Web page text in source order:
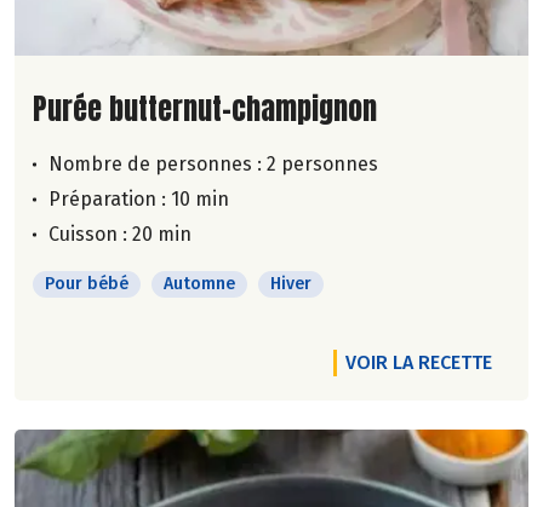
Lire la suite de la recette
Purée butternut-champignon
Nombre de personnes : 2 personnes
Préparation : 10 min
Cuisson : 20 min
Pour bébé Automne Hiver
VOIR LA RECETTE